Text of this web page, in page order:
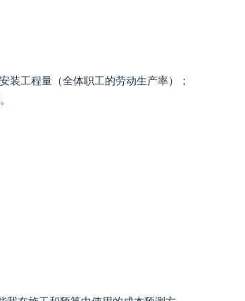
工程量（全体职工的劳动生产率）；